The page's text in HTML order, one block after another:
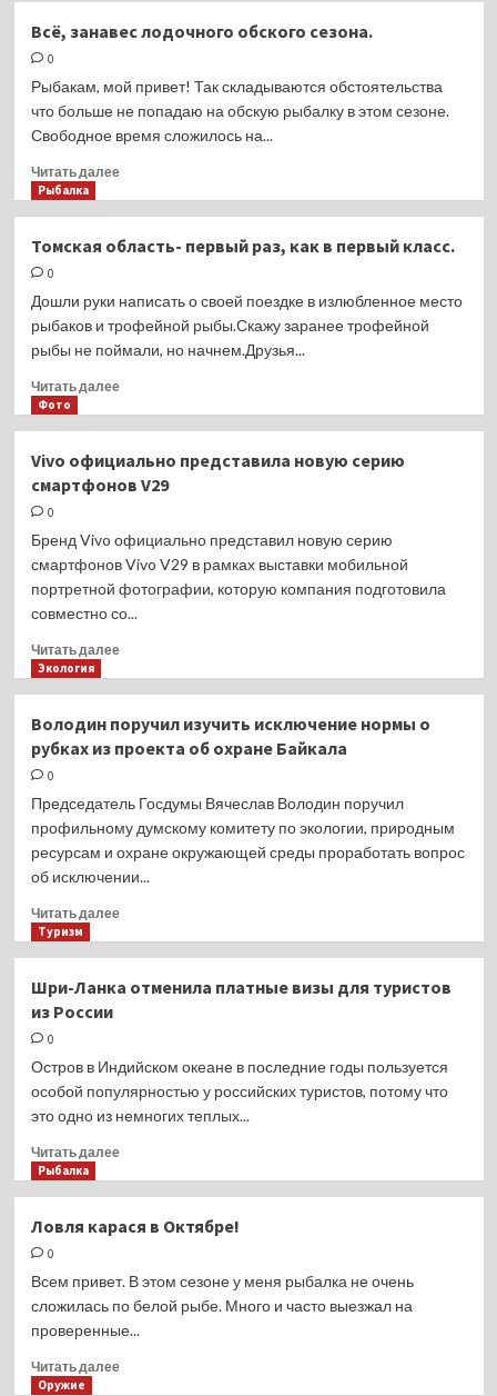
объектив
9mm
Всё, занавес лодочного обского сезона.
0
Рыбакам, мой привет! Так складываются обстоятельства
что больше не попадаю на обскую рыбалку в этом сезоне.
Свободное время сложилось на...
Читать далееПрочитать
занавес
обского
сезона.
Рыбалка
Томская область- первый раз, как в первый класс.
0
Дошли руки написать о своей поездке в излюбленное место
рыбаков и трофейной рыбы.Скажу заранее трофейной
рыбы не поймали, но начнем.Друзья...
Читать далееПрочитать
область-
первый
как
первый
класс.
Фото
Vivo официально представила новую серию
смартфонов V29
0
Бренд Vivo официально представил новую серию
смартфонов Vivo V29 в рамках выставки мобильной
портретной фотографии, которую компания подготовила
совместно со...
Читать далееПрочитать
официально
представила
серию
смартфонов
V29
Экология
Володин поручил изучить исключение нормы о
рубках из проекта об охране Байкала
0
Председатель Госдумы Вячеслав Володин поручил
профильному думскому комитету по экологии, природным
ресурсам и охране окружающей среды проработать вопрос
об исключении...
Читать далееПрочитать
поручил
нормы
о
рубках
из
охране
Туризм
Шри-Ланка отменила платные визы для туристов
из России
0
Остров в Индийском океане в последние годы пользуется
особой популярностью у российских туристов, потому что
это одно из немногих теплых...
Читать далееПрочитать
Ланка
платные
визы
туристов
Рыбалка
Ловля карася в Октябре!
0
Всем привет. В этом сезоне у меня рыбалка не очень
сложилась по белой рыбе. Много и часто выезжал на
проверенные...
Читать далееПрочитать
Оружие